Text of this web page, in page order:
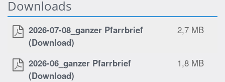
Downloads
2026-07-08_ganzer Pfarrbrief
(Download)
2,7 MB
2026-06_ganzer Pfarrbrief
(Download)
1,8 MB